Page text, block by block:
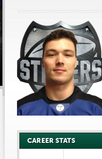
CAREER STATS